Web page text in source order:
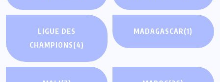
LIGUE DES
CHAMPIONS(4)
MADAGASCAR(1)